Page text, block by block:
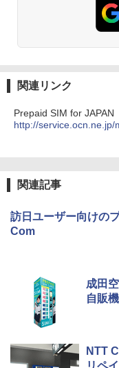
関連リンク
Prepaid SIM for JAPAN
http://service.ocn.ne.jp/
関連記事
訪日ユーザー向けの
Com
成田
自販
NTT
リペ